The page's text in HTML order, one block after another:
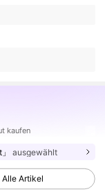
kaufen
ausgewählt
Alle Artikel